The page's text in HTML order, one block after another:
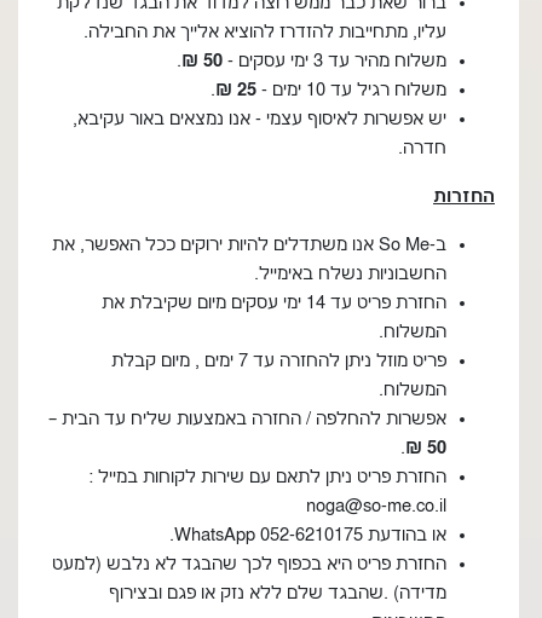
עליו, מתחייבות להזדרז להוציא אלייך את החבילה.
משלוח מהיר עד 3 ימי עסקים -
50 ₪
.
משלוח רגיל עד 10 ימים -
25
₪
.
יש אפשרות לאיסוף עצמי - אנו נמצאים באור עקיבא,
חדרה.
החזרות
ב-So Me אנו משתדלים להיות ירוקים ככל האפשר, את
החשבוניות נשלח באימייל.
החזרת פריט עד 14 ימי עסקים מיום שקיבלת את
המשלוח.
פריט מוזל ניתן להחזרה עד 7 ימים , מיום קבלת
המשלוח.
אפשרות להחלפה / החזרה באמצעות שליח עד הבית –
50 ₪
.
החזרת פריט ניתן לתאם עם שירות לקוחות במייל :
noga@so-me.co.il
או בהודעת WhatsApp 052-6210175.
החזרת פריט היא בכפוף לכך שהבגד לא נלבש (למעט
מדידה) .שהבגד שלם ללא נזק או פגם ובצירוף